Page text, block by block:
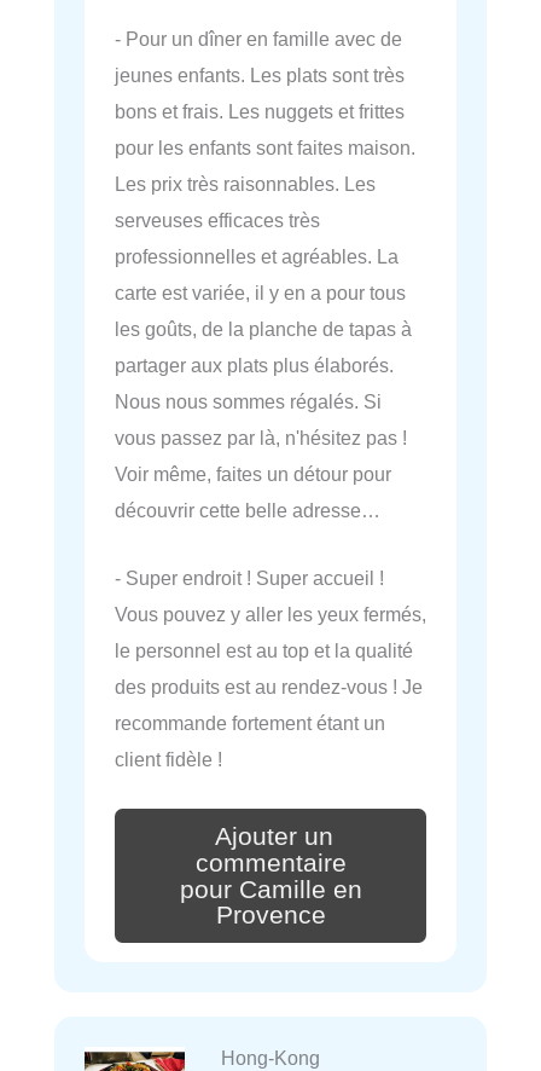
- Pour un dîner en famille avec de
jeunes enfants. Les plats sont très
bons et frais. Les nuggets et frittes
pour les enfants sont faites maison.
Les prix très raisonnables. Les
serveuses efficaces très
professionnelles et agréables. La
carte est variée, il y en a pour tous
les goûts, de la planche de tapas à
partager aux plats plus élaborés.
Nous nous sommes régalés. Si
vous passez par là, n'hésitez pas !
Voir même, faites un détour pour
découvrir cette belle adresse…
- Super endroit ! Super accueil !
Vous pouvez y aller les yeux fermés,
le personnel est au top et la qualité
des produits est au rendez-vous ! Je
recommande fortement étant un
client fidèle !
Ajouter un
commentaire
pour Camille en
Provence
Hong-Kong